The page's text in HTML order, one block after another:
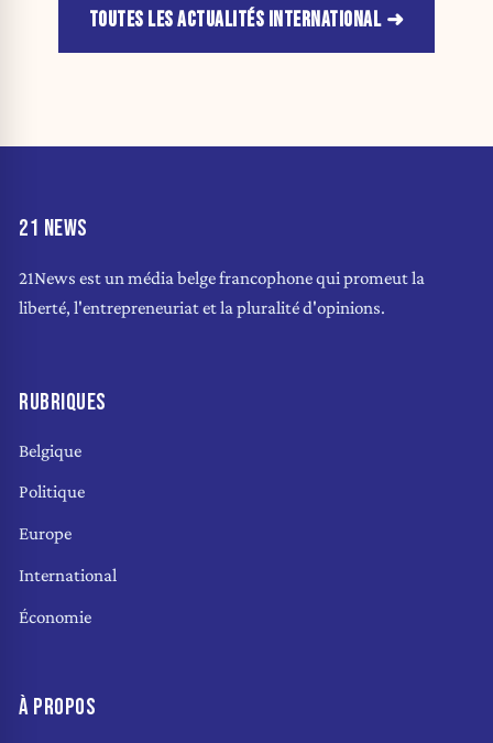
TOUTES LES ACTUALITÉS INTERNATIONAL
21 NEWS
21News est un média belge francophone qui promeut la
liberté, l'entrepreneuriat et la pluralité d'opinions.
RUBRIQUES
Belgique
Politique
Europe
International
Économie
À PROPOS